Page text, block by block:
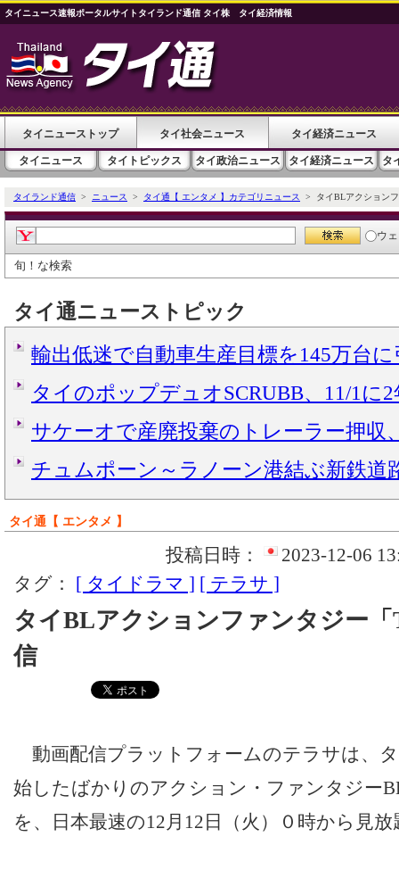
タイニュース速報ポータルサイトタイランド通信 タイ株 タイ経済情報
タイニューストップ タイ社会ニュース タイ経済ニュース
タイニュース タイトピックス タイ政治ニュース タイ経済ニュース タ
タイランド通信 > ニュース > タイ通【 エンタメ 】カテゴリニュース > タイBLアクションフ
ウ
旬！な検索
タイ通ニューストピック
輸出低迷で自動車生産目標を145万台
タイのポップデュオSCRUBB、11/1に
サケーオで産廃投棄のトレーラー押収
チュムポーン～ラノーン港結ぶ新鉄道
タイ通【 エンタメ 】
投稿日時：
2023-12-06
タグ： [ タイドラマ ] [ テラサ ]
タイBLアクションファンタジー「
信
動画配信プラットフォームのテラサは、
始したばかりのアクション・ファンタジー
を、日本最速の12月12日（火）０時から見